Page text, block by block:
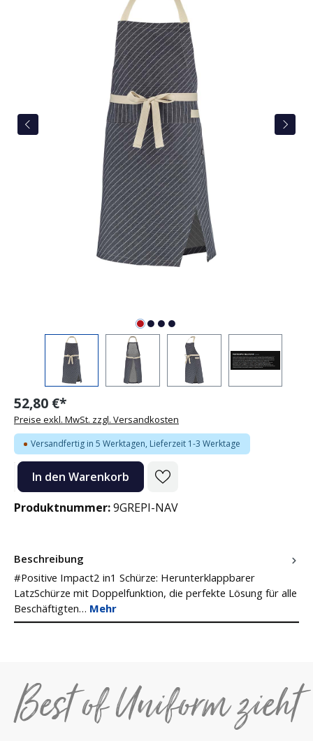
52,80 €*
Preise exkl. MwSt. zzgl. Versandkosten
Versandfertig in 5 Werktagen, Lieferzeit 1-3 Werktage
Produkt Anzahl: Gib den gewünschten Wert ein oder benutze die
In den Warenkorb
Produktnummer:9GREPI-NAV
Beschreibung
#Positive Impact2 in1 Schürze: Herunterklappbarer
LatzSchürze mit Doppelfunktion, die perfekte Lösung für alle
Beschäftigten… Mehr
Best of Uniform zieht